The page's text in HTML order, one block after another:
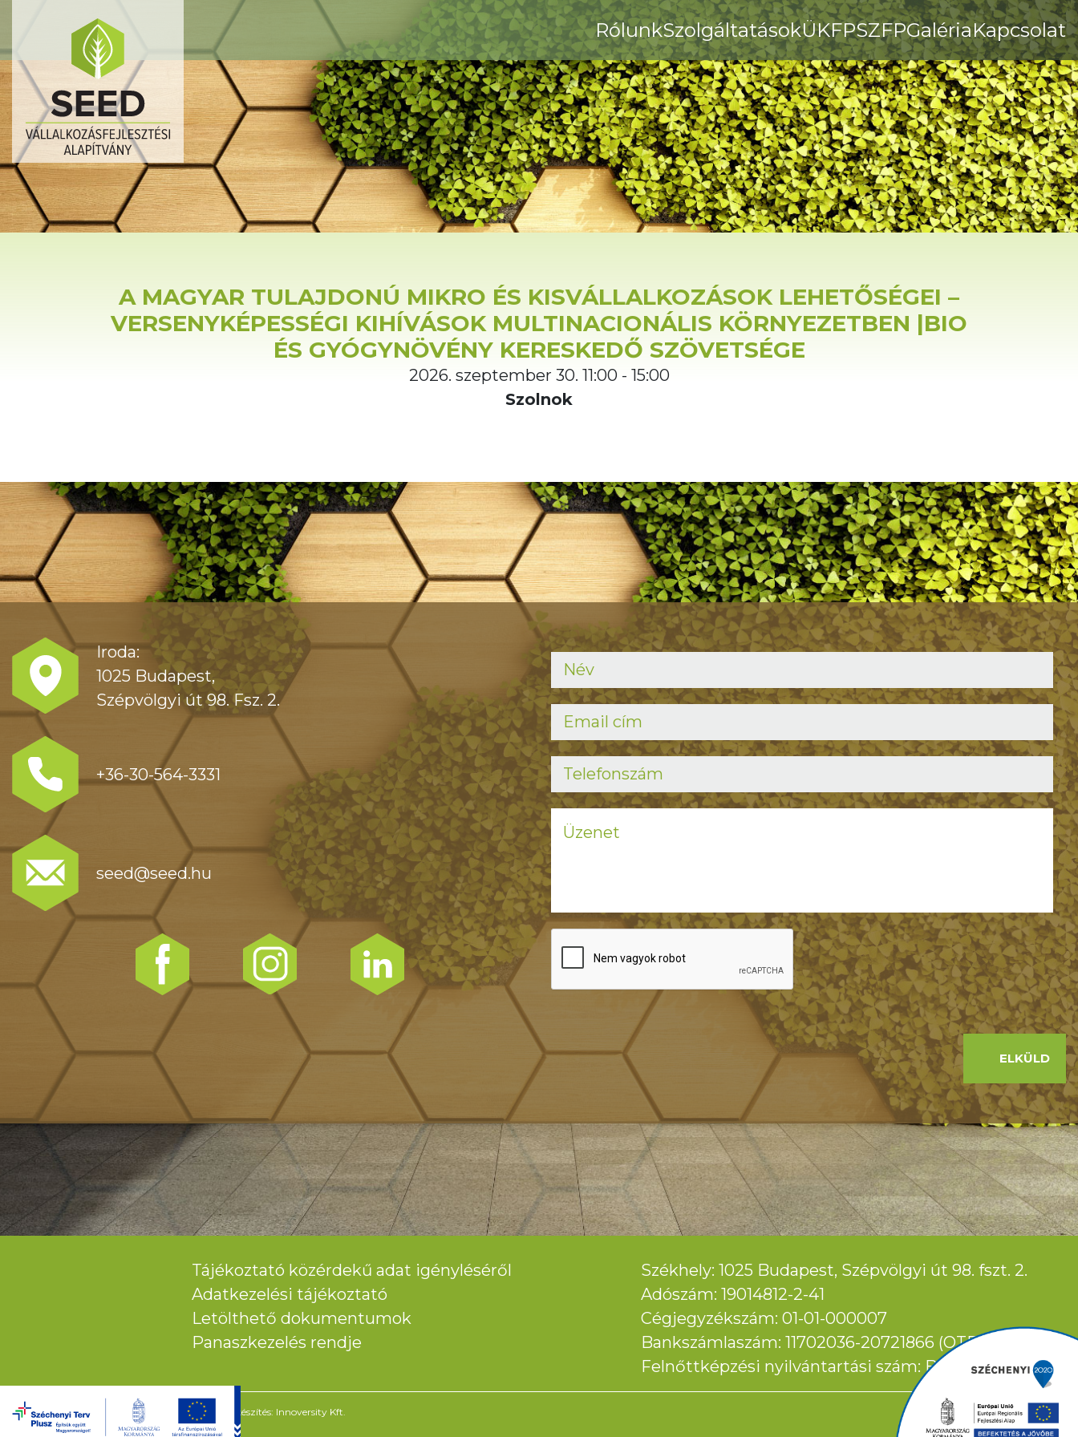
RólunkSzolgáltatásokÜKFPSZFPGalériaKapcsolat
A MAGYAR TULAJDONÚ MIKRO ÉS KISVÁLLALKOZÁSOK LEHETŐSÉGEI –
VERSENYKÉPESSÉGI KIHÍVÁSOK MULTINACIONÁLIS KÖRNYEZETBEN |BIO
ÉS GYÓGYNÖVÉNY KERESKEDŐ SZÖVETSÉGE
2026. szeptember 30. 11:00 - 15:00
Szolnok
Iroda:
1025 Budapest,
Szépvölgyi út 98. Fsz. 2.
+36-30-564-3331
seed@seed.hu
ELKÜLD
Tájékoztató közérdekű adat igényléséről
Adatkezelési tájékoztató
Letölthető dokumentumok
Panaszkezelés rendje
Székhely: 1025 Budapest, Szépvölgyi út 98. fszt. 2.
Adószám: 19014812-2-41
Cégjegyzékszám: 01-01-000007
Bankszámlaszám: 11702036-20721866 (OTP Bank)
Felnőttképzési nyilvántartási szám: B/2024/000418
weboldal készítés: Innoversity Kft.